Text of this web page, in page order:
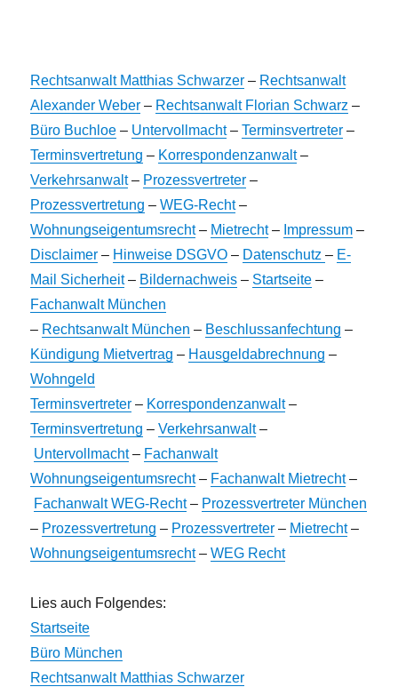
Rechtsanwalt Matthias Schwarzer – Rechtsanwalt
Alexander Weber – Rechtsanwalt Florian Schwarz –
Büro Buchloe – Untervollmacht–Terminsvertreter –
Terminsvertretung – Korrespondenzanwalt–
Verkehrsanwalt– Prozessvertreter –
Prozessvertretung –WEG-Recht–
Wohnungseigentumsrecht– Mietrecht– Impressum –
Disclaimer – Hinweise DSGVO – Datenschutz– E-
Mail Sicherheit– Bildernachweis – Startseite –
Fachanwalt München
– Rechtsanwalt München – Beschlussanfechtung –
Kündigung Mietvertrag – Hausgeldabrechnung –
Wohngeld
Terminsvertreter – Korrespondenzanwalt–
Terminsvertretung –Verkehrsanwalt–
Untervollmacht– Fachanwalt
Wohnungseigentumsrecht– Fachanwalt Mietrecht–
Fachanwalt WEG-Recht– Prozessvertreter München
– Prozessvertretung – Prozessvertreter – Mietrecht–
Wohnungseigentumsrecht–WEG Recht
Lies auch Folgendes:
Startseite
Büro München
Rechtsanwalt Matthias Schwarzer